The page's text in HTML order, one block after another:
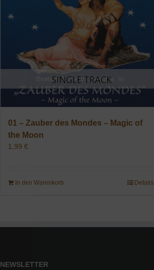
01 – Zauber des Mondes – Magic of
the Moon
1,99 €
In den Warenkorb Details
NEWSLETTER